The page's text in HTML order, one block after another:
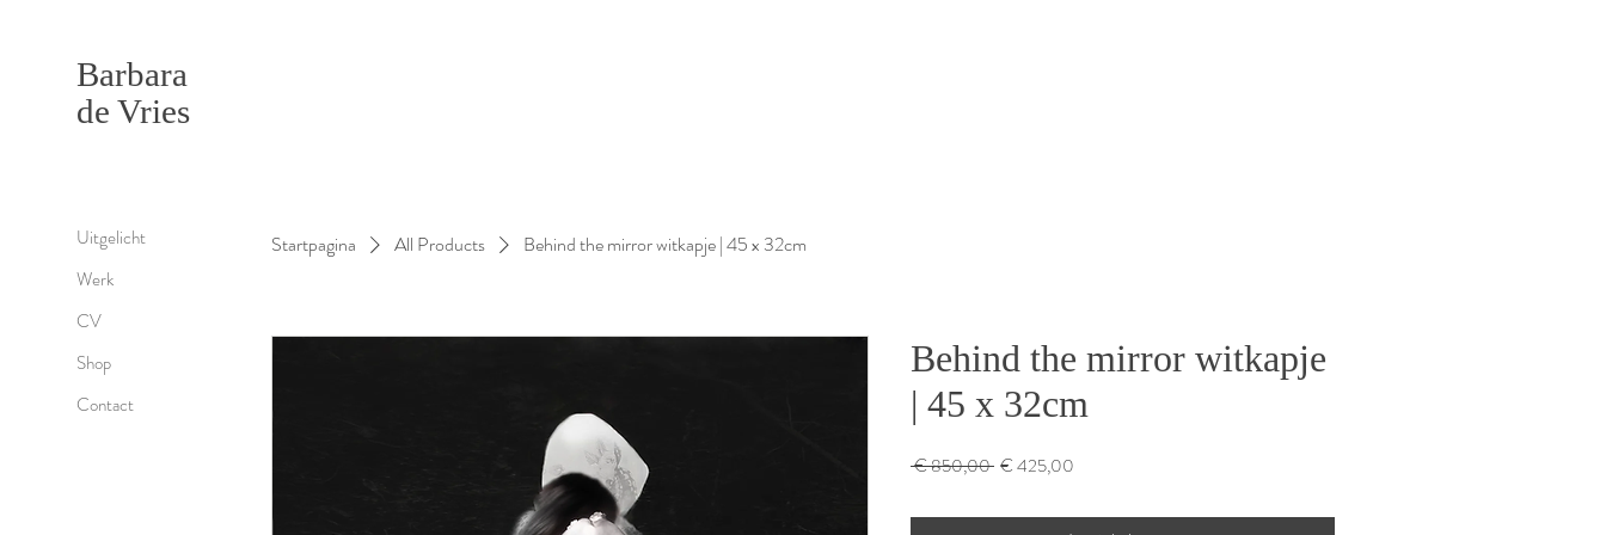
Uitgelicht
Werk
CV
Shop
Contact
Barbara
de Vries
Startpagina All Products Behind the mirror witkapje | 45 x 32cm
Behind the mirror witkapje
| 45 x 32cm
€ 850,00 Normale
€ 425,00